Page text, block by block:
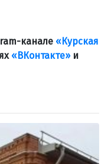
канале «Курская
«ВКонтакте»и